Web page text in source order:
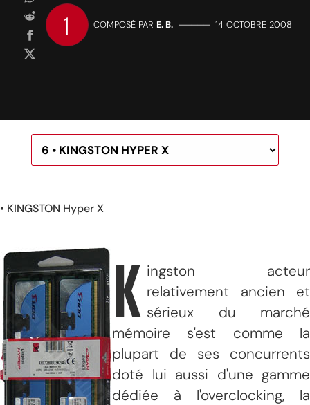
1 COMPOSÉ PAR E. B. ————— 14 OCTOBRE 2008
• KINGSTON Hyper X
K ingston acteur
relativement ancien et
sérieux du marché
mémoire s'est comme la
plupart de ses concurrents
doté lui aussi d'une gamme
dédiée à l'overclocking, la